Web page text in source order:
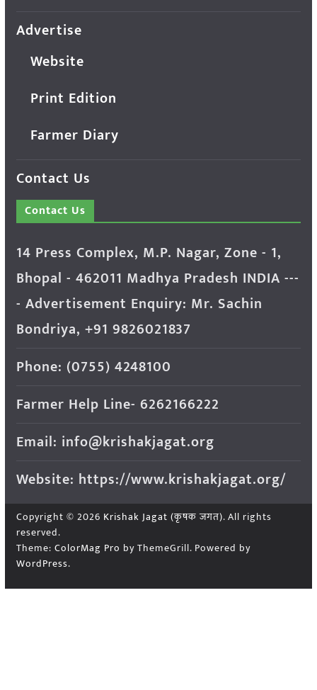
Advertise
Website
Print Edition
Farmer Diary
Contact Us
Contact Us
14 Press Complex, M.P. Nagar, Zone - 1,
Bhopal - 462011 Madhya Pradesh INDIA ---
- Advertisement Enquiry: Mr. Sachin
Bondriya, +91 9826021837
Phone: (0755) 4248100
Farmer Help Line- 6262166222
Email: info@krishakjagat.org
Website: https://www.krishakjagat.org/
Copyright © 2026 Krishak Jagat (कृषक जगत). All rights
reserved.
Theme: ColorMag Pro by ThemeGrill. Powered by
WordPress.